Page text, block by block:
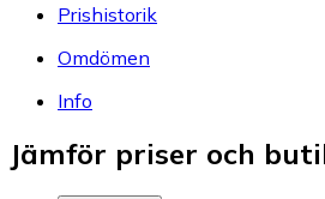
Prishistorik
Omdömen
Info
Jämför priser och